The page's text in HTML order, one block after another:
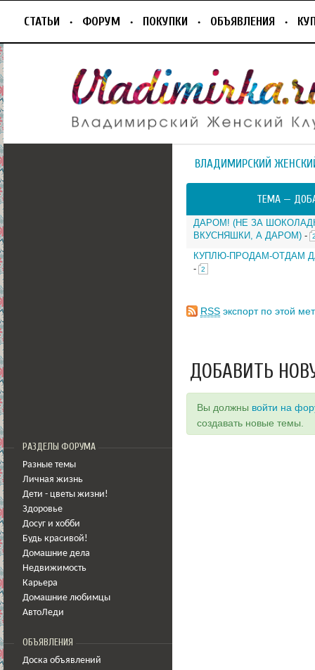
СТАТЬИ ФОРУМ ПОКУПКИ ОБЪЯВЛЕНИЯ
РАЗДЕЛЫ ФОРУМА
Разные темы
Личная жизнь
Дети - цветы жизни!
Здоровье
Досуг и хобби
Будь красивой!
Домашние дела
Недвижимость
Карьера
Домашние любимцы
АвтоЛеди
ОБЪЯВЛЕНИЯ
Доска объявлений
ВЛАДИМИРСКИЙ
ТЕМА —
ДАРОМ! (НЕ ЗА
ВКУСНЯШКИ, А ДАРОМ) -
КУПЛЮ-ПРОДАМ-ОТДАМ
-
2
RSS экспорт по этой
ДОБАВИТЬ
Вы должны войти на
создавать новые темы.